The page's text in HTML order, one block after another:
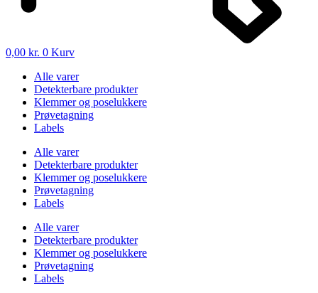
0,00 kr. 0 Kurv
Alle varer
Detekterbare produkter
Klemmer og poselukkere
Prøvetagning
Labels
Alle varer
Detekterbare produkter
Klemmer og poselukkere
Prøvetagning
Labels
Alle varer
Detekterbare produkter
Klemmer og poselukkere
Prøvetagning
Labels